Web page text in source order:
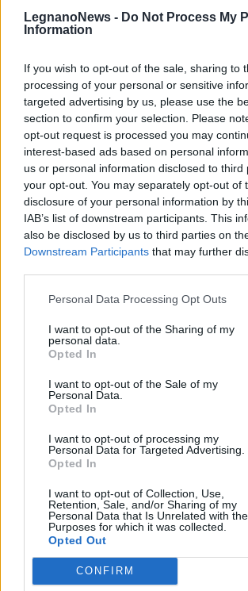
LegnanoNews - Do Not Process My
Information
If you wish to opt-out of the sale, sharing to
processing of your personal or sensitive
targeted advertising by us, please use the
section to confirm your selection. Please
opt-out request is processed you may
interest-based ads based on personal
us or personal information disclosed to third
your opt-out. You may separately opt-out of
disclosure of your personal information by
IAB’s list of downstream participants. This
also be disclosed by us to third parties on
Downstream Participants that may further
Personal Data Processing Opt Outs
I want to opt-out of the Sharing of my
personal data.
Opted In
I want to opt-out of the Sale of my
Personal Data.
Opted In
I want to opt-out of processing my
Personal Data for Targeted Advertising.
Opted In
I want to opt-out of Collection, Use,
Retention, Sale, and/or Sharing of my
Personal Data that Is Unrelated with the
Purposes for which it was collected.
Opted Out
CONFIRM
L'email è richiesta ma non verrà mostrata ai visitatori. Il
commento esprime il pensiero dell'autore e non
di VareseNews.it, che rimane autonoma e indipendente.
che includano uno o più link a siti esterni verranno
sistema.